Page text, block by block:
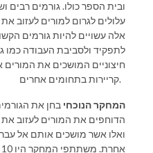
ובית הספר כולו. גורמים רבים
עלולים לגרום למורים לעזוב
אלה עשויים להיות גורמים
לתפקיד ולסביבת העבודה כמו
חיצוניים המושכים את המורים
קריירות בתחומים אחרים.
המחקר הנוכחי בחן את
הדוחפים את המורים לעזוב
ואלו אשר מושכים אותם אל עבר